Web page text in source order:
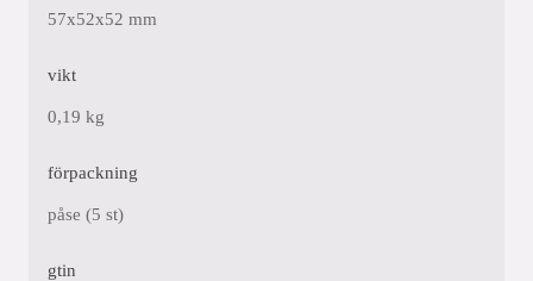
57x52x52 mm
vikt
0,19 kg
förpackning
påse (5 st)
gtin